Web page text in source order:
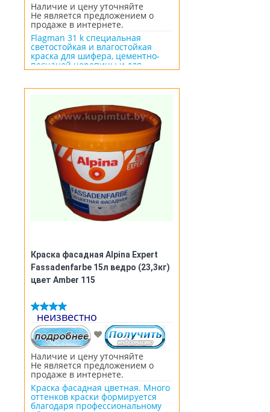
Наличие и цену уточняйте
Не является предложением о
продаже в интернете.
Flagman 31 k специальная
светостойкая и влагостойкая
краска для шифера, цементно-
песчаной черепицы и для
оштукатуренных и бетонных
для крыши Flagman 31 k входит
который препятствует
образованию мха и грибковых
бактерий. Специальная
суспензия пигментов кровельной
краски разработана из
светостойких компонентов, что
препятствует изменению цвета
длительное время. В продаже в
Барановичах краска для крыши и
цоколя нескольких оттенков.
Самая низкая цена на
кровельную краску оттенка
"Шоколад". Зелёная краска самая
Краска фасадная Alpina Expert
Fassadenfarbe 15л ведро (23,3кг)
цвет Amber 115
неизвестно
Наличие и цену уточняйте
Не является предложением о
продаже в интернете.
Краска фасадная цветная. Много
оттенков краски формируется
благодаря профессиональному